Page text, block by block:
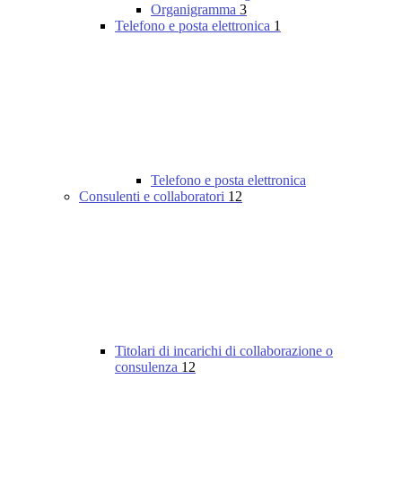
Organigramma 3
Telefono e posta elettronica 1
Telefono e posta elettronica
Consulenti e collaboratori 12
Titolari di incarichi di collaborazione o
consulenza 12